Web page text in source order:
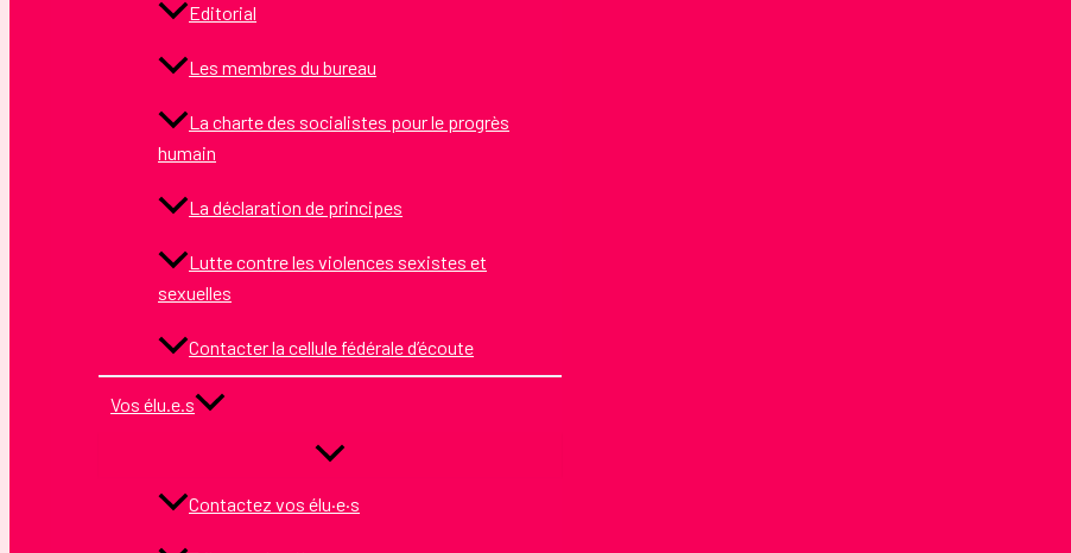
Editorial
Les membres du bureau
La charte des socialistes pour le progrès
humain
La déclaration de principes
Lutte contre les violences sexistes et
sexuelles
Contacter la cellule fédérale d’écoute
Vos élu.e.s
Contactez vos élu·e·s